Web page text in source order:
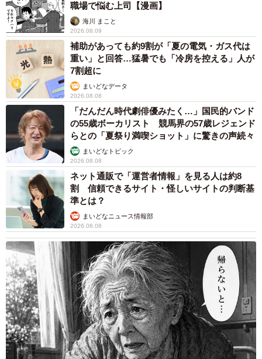
職場で悩む上司【漫画】
海川 まこと
2026.08.09
補助があっても約9割が「夏の電気・ガス代は
重い」と回答…猛暑でも「冷房を控える」人が
7割超に
まいどなデータ
2026.08.08
「だんだん時代劇俳優みたく…」国民的バンド
の55歳ボーカリスト 競馬界の57歳レジェンド
らとの「夏祭り満喫ショット」に驚きの声続々
まいどなトピック
2026.08.08
ネット通販で「運営者情報」を見る人は約8
割 信頼できるサイト・怪しいサイトの判断基
準とは？
まいどなニュース情報部
2026.08.08